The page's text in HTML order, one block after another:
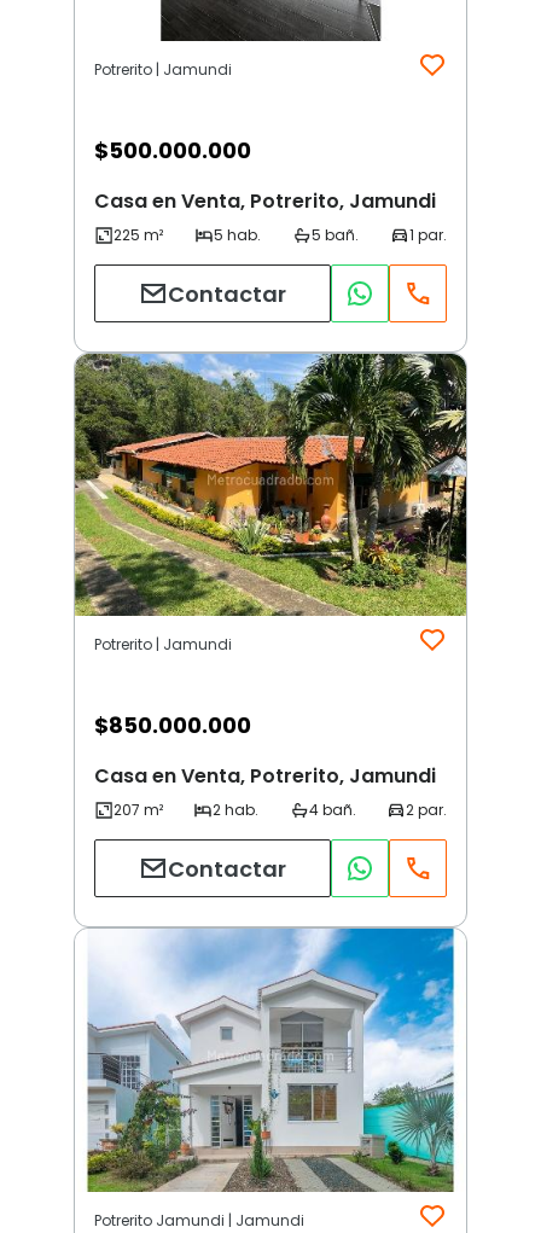
Potrerito | Jamundi
$500.000.000
Casa en Venta, Potrerito, Jamundi
Contactar
Potrerito | Jamundi
$850.000.000
Casa en Venta, Potrerito, Jamundi
Contactar
Potrerito Jamundi | Jamundi